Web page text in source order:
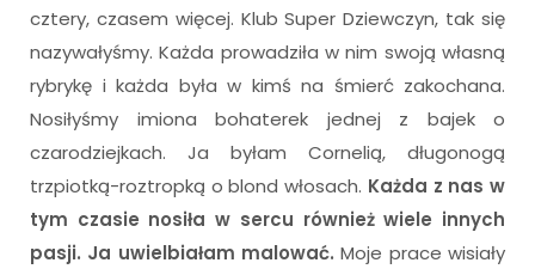
cztery, czasem więcej. Klub Super Dziewczyn, tak się
nazywałyśmy. Każda prowadziła w nim swoją własną
rybrykę i każda była w kimś na śmierć zakochana.
Nosiłyśmy imiona bohaterek jednej z bajek o
czarodziejkach. Ja byłam Cornelią, długonogą
trzpiotką-roztropką o blond włosach. Każda z nas w
tym czasie nosiła w sercu również wiele innych
pasji. Ja uwielbiałam malować. Moje prace wisiały